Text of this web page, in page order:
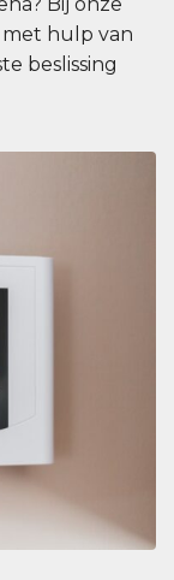
hulp van
beslissing